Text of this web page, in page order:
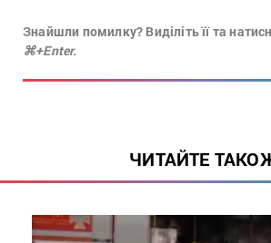
Знайшли помилку? Виділіть її та
⌘+Enter.
ЧИТАЙТЕ